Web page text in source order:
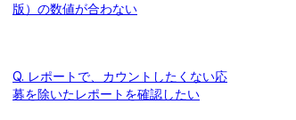
版）の数値が合わない
Q. レポートで、カウントしたくない応
募を除いたレポートを確認したい